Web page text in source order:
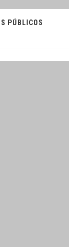
PÚBLICOS